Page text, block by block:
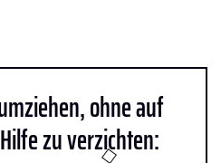
ohne auf
zu verzichten: